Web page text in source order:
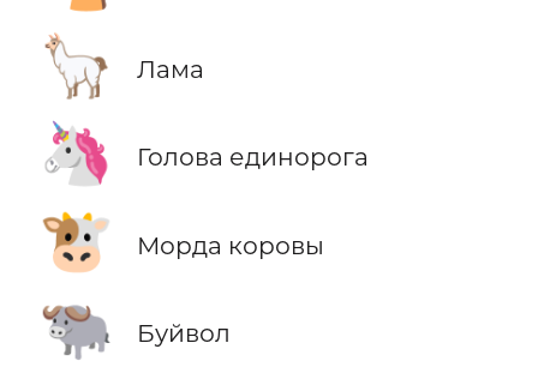
🦙 Лама
🦄 Голова единорога
🐮 Морда коровы
🐃 Буйвол